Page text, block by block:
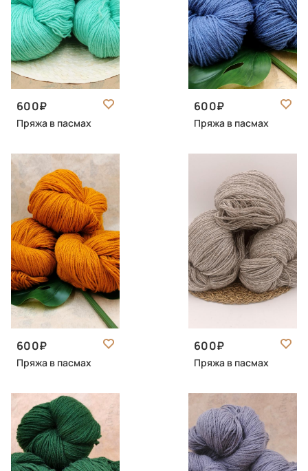
600
Пряжа в пасмах
600
Пряжа в пасмах
600
Пряжа в пасмах
600
Пряжа в пасмах